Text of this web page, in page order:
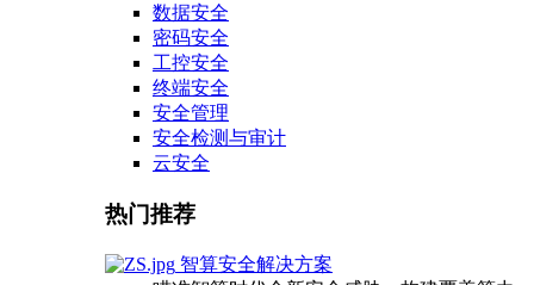
数据安全
密码安全
工控安全
终端安全
安全管理
安全检测与审计
云安全
热门推荐
智算安全解决方案